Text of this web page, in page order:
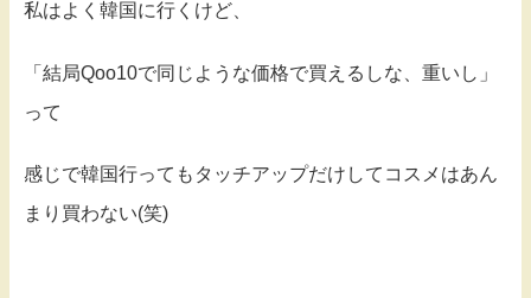
私はよく韓国に行くけど、
「結局Qoo10で同じような価格で買えるしな、重いし」
って
感じで韓国行ってもタッチアップだけしてコスメはあん
まり買わない(笑)